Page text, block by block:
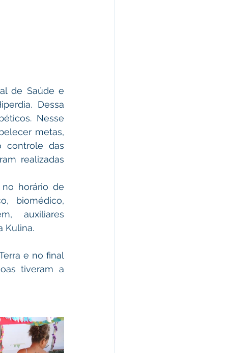
de Saúde e
Dessa
Nesse
metas,
controle das
realizadas
horário de
biomédico,
auxiliares
Kulina.
e no final
tiveram a